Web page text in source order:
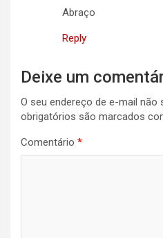
Abraço
Reply
Deixe um
O seu endereço de e-mail não
obrigatórios são marcados
Comentário *